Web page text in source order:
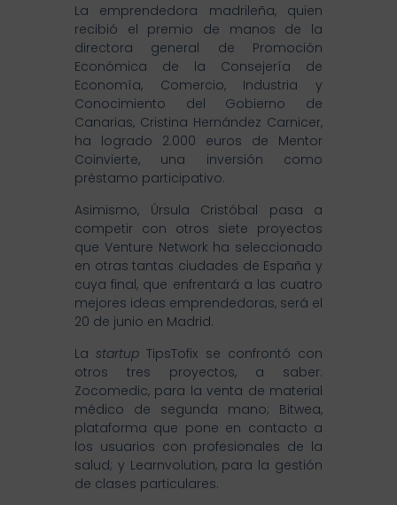
La emprendedora madrileña, quien
recibió el premio de manos de la
directora general de Promoción
Económica de la Consejería de
Economía, Comercio, Industria y
Conocimiento del Gobierno de
Canarias, Cristina Hernández Carnicer,
ha logrado 2.000 euros de Mentor
Coinvierte, una inversión como
préstamo participativo.
Asimismo, Úrsula Cristóbal pasa a
competir con otros siete proyectos
que Venture Network ha seleccionado
en otras tantas ciudades de España y
cuya final, que enfrentará a las cuatro
mejores ideas emprendedoras, será el
20 de junio en Madrid.
Lastartup TipsTofix se confrontó con
otros tres proyectos, a saber:
Zocomedic, para la venta de material
médico de segunda mano; Bitwea,
plataforma que pone en contacto a
los usuarios con profesionales de la
salud; y Learnvolution, para la gestión
de clases particulares.